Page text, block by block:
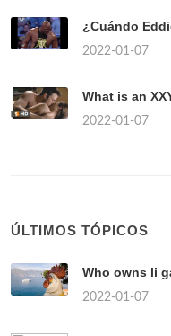
¿Cuándo
2022-01-07
What is an
2022-01-07
ÚLTIMOS TÓPICOS
Who owns li
2022-01-07